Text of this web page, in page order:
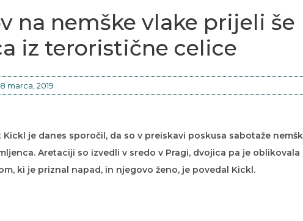
na nemške vlake prijeli še
iz teroristične celice
marca, 2019
je danes sporočil, da so v preiskavi poskusa sabotaže
Aretaciji so izvedli v sredo v Pragi, dvojica pa je oblikovala
ki je priznal napad, in njegovo ženo, je povedal Kickl.